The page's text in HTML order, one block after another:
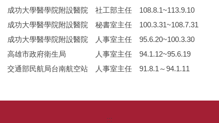
成功大學醫學院附設醫院 社工部主任 108.8.1~113.9.10
成功大學醫學院附設醫院 秘書室主任 100.3.31~108.7.31
成功大學醫學院附設醫院 人事室主任 95.6.20~100.3.30
高雄市政府衛生局 人事室主任 94.1.12~95.6.19
交通部民航局台南航空站 人事室主任 91.8.1～94.1.11
:::